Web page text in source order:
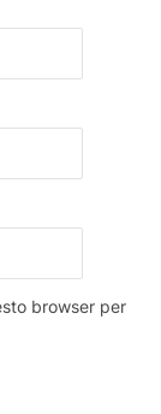
browser per